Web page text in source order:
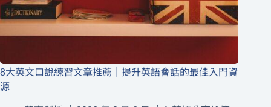
8大英文口說練習文章推薦｜提升英語會話的最佳入門資
源